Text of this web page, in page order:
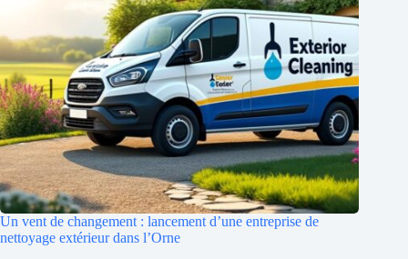
Un vent de changement : lancement d’une entreprise de
nettoyage extérieur dans l’Orne